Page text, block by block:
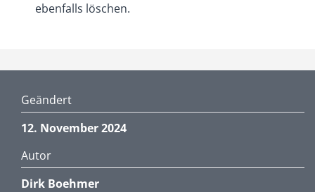
ebenfalls löschen.
Geändert
12. November 2024
Autor
Dirk Boehmer